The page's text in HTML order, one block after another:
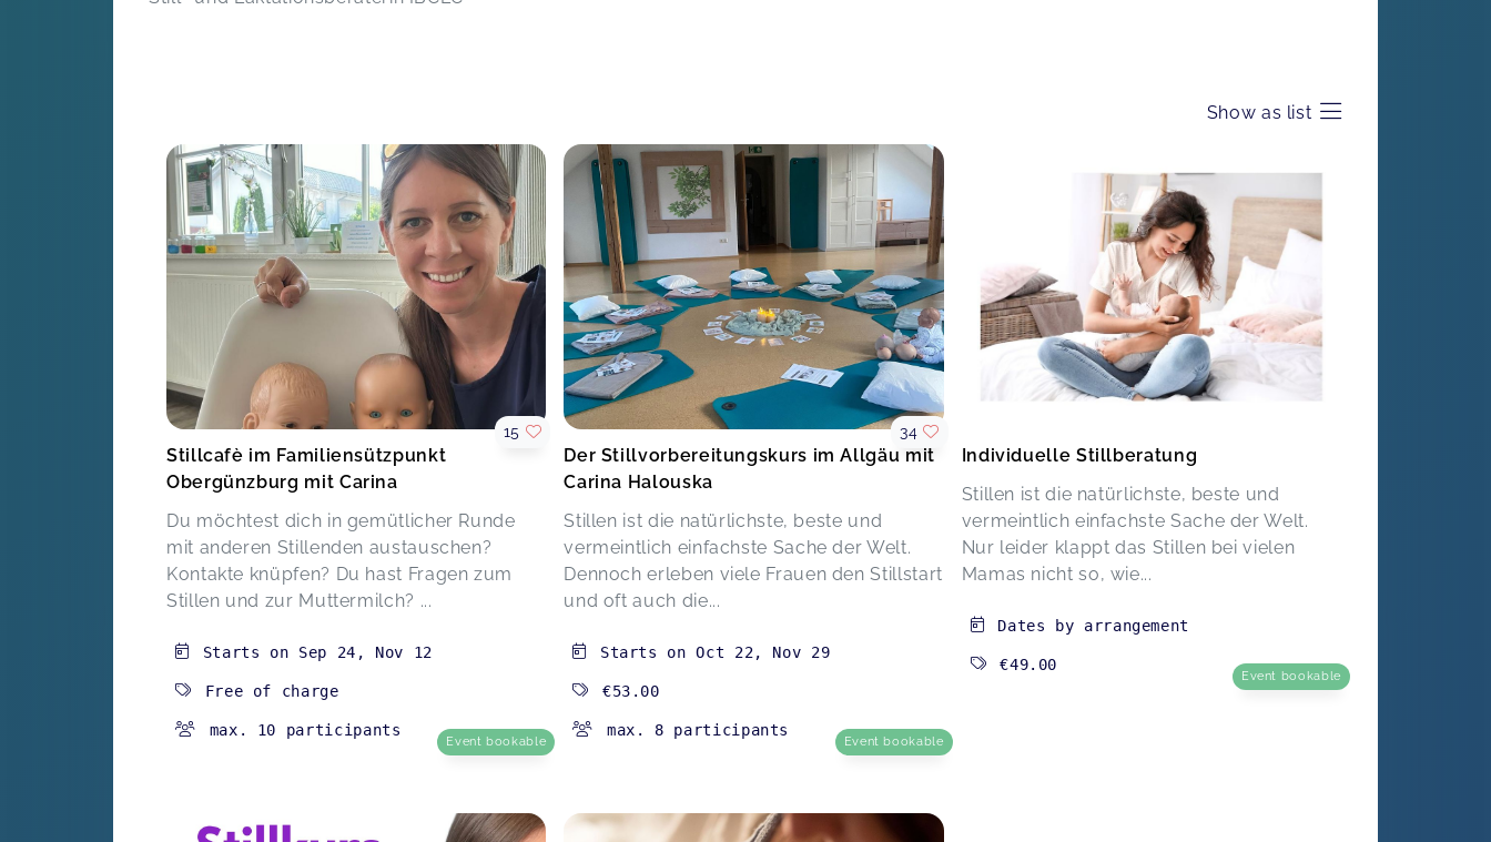
Show as list
Stillcafè im Familiensützpunkt
Obergünzburg mit Carina
Du möchtest dich in gemütlicher Runde
mit anderen Stillenden austauschen?
Kontakte knüpfen? Du hast Fragen zum
Stillen und zur Muttermilch? ...
15
Starts on Sep 24 , Nov 12
Free of charge
max. 10 participants
Event bookable
Der Stillvorbereitungskurs im Allgäu mit
Carina Halouska
Stillen ist die natürlichste, beste und
vermeintlich einfachste Sache der Welt.
Dennoch erleben viele Frauen den Stillstart
und oft auch die...
34
Starts onOct 22, Nov 29
€53.00
max. 8 participants
Event bookable
Individuelle Stillberatung
Stillen ist die natürlichste, beste und
vermeintlich einfachste Sache der Welt.
Nur leider klappt das Stillen bei vielen
Mamas nicht so, wie...
Dates by arrangement
€49.00
Event bookable